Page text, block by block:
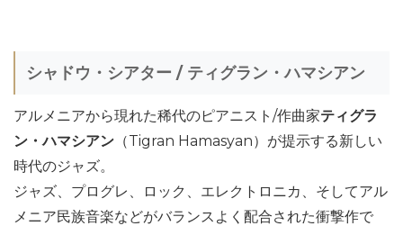
シャドウ・シアター / ティグラン・ハマシアン
アルメニアから現れた稀代のピアニスト/作曲家ティグラ
ン・ハマシアン （Tigran Hamasyan）が提示する新しい
時代のジャズ。
ジャズ、プログレ、ロック、エレクトロニカ、そしてアル
メニア民族音楽などがバランスよく配合された衝撃作で